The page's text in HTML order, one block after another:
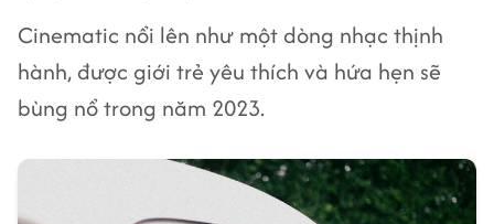
Cinematic nổi lên như một dòng nhạc thịnh
hành, được giới trẻ yêu thích và hứa hẹn sẽ
bùng nổ trong năm 2023.